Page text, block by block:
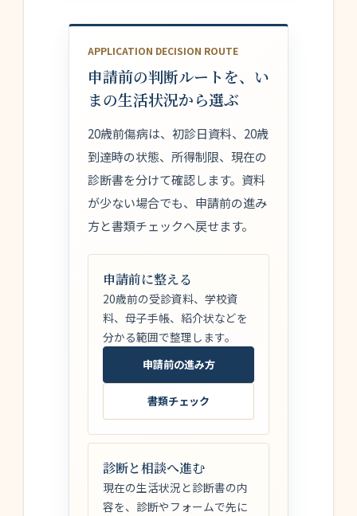
APPLICATION DECISION ROUTE
申請前の判断ルートを、い
まの生活状況から選ぶ
20歳前傷病は、初診日資料、20歳
到達時の状態、所得制限、現在の
診断書を分けて確認します。資料
が少ない場合でも、申請前の進み
方と書類チェックへ戻せます。
申請前に整える
20歳前の受診資料、学校資
料、母子手帳、紹介状などを
分かる範囲で整理します。
申請前の進み方
書類チェック
診断と相談へ進む
現在の生活状況と診断書の内
容を、診断やフォームで先に